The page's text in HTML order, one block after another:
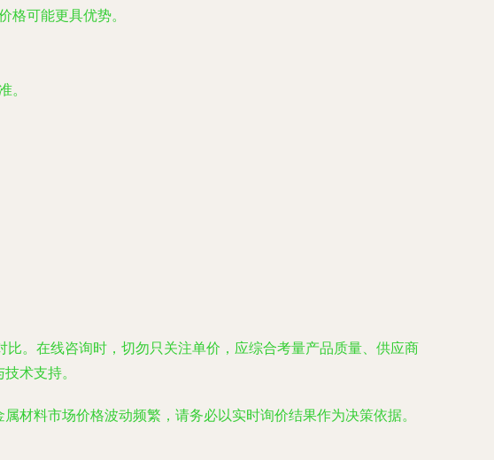
格可能更具优势。
。
。在线咨询时，切勿只关注单价，应综合考量产品质量、供应商
术支持。
材料市场价格波动频繁，请务必以实时询价结果作为决策依据。